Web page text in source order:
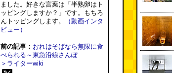
ました。好きな言葉は「半熟卵はト
ッピングしますか？」です。もちろ
んトッピングします。
（動画インタ
ビュー）
前の記事： おれはそばなら無限に食
べられる～東急沿線さんぽ
＞ライターwiki